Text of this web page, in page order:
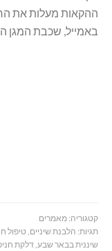
ההקאות מעלות את
באמייל, שכבת המגן
קטגוריה: מאמרים
תגיות: הלבנת שיניים,טיפול
שיננית בבאר שבע,דלקת